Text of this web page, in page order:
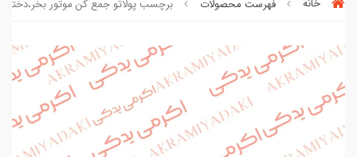
خانه فهرست محصولات برچسب پولاتو جمع کن موتور بخر،دختر وفا